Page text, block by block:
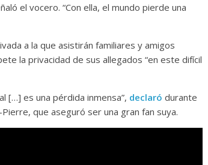
el vocero. “Con ella, el mundo pierde una
a la que asistirán familiares y amigos
la privacidad de sus allegados “en este difícil
[…] es una pérdida inmensa”, declaró durante
que aseguró ser una gran fan suya.